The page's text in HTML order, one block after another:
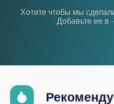
Хотите чтобы мы
Добавьте ее в -